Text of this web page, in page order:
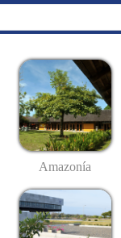
Amazonía